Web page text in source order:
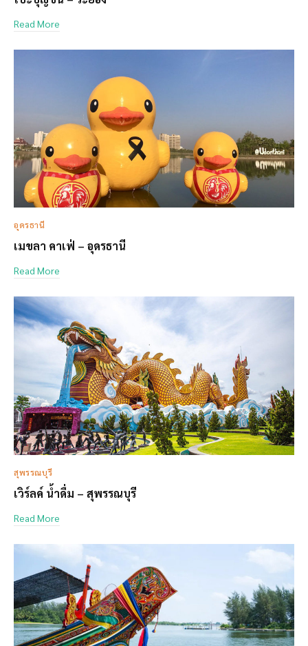
Read More
อุดรธานี
เมขลา คาเฟ่ – อุดรธานี
Read More
สุพรรณบุรี
เวิร์ลค์ น้ำดื่ม – สุพรรณบุรี
Read More